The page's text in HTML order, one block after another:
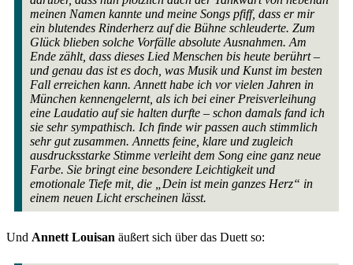
meinen Namen kannte und meine Songs pfiff, dass er mir
ein blutendes Rinderherz auf die Bühne schleuderte. Zum
Glück blieben solche Vorfälle absolute Ausnahmen. Am
Ende zählt, dass dieses Lied Menschen bis heute berührt –
und genau das ist es doch, was Musik und Kunst im besten
Fall erreichen kann. Annett habe ich vor vielen Jahren in
München kennengelernt, als ich bei einer Preisverleihung
eine Laudatio auf sie halten durfte – schon damals fand ich
sie sehr sympathisch. Ich finde wir passen auch stimmlich
sehr gut zusammen. Annetts feine, klare und zugleich
ausdrucksstarke Stimme verleiht dem Song eine ganz neue
Farbe. Sie bringt eine besondere Leichtigkeit und
emotionale Tiefe mit, die „Dein ist mein ganzes Herz“ in
einem neuen Licht erscheinen lässt.
Und Annett Louisan äußert sich über das Duett so: